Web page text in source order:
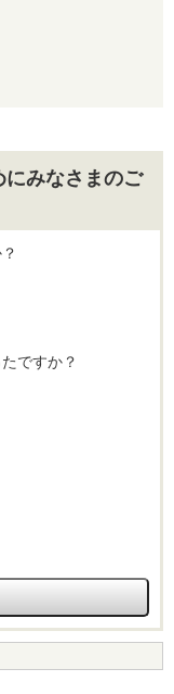
にみなさまのご
ですか？